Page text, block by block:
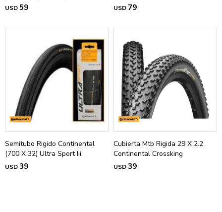
USD59 USD 79
Semitubo Rigido Continental
(700 X 32) Ultra Sport Iii
USD39
Cubierta Mtb Rigida 29 X 2.2
Continental Crossking
USD39